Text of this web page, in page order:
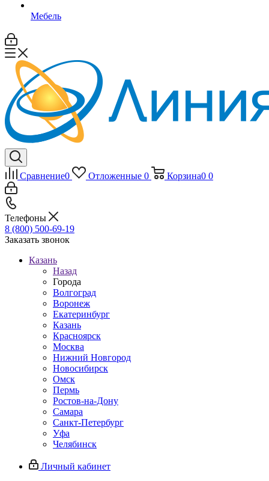
Мебель
Сравнение0 Отложенные 0 Корзина0 0
Телефоны
8 (800) 500-69-19
Заказать звонок
Казань
Назад
Города
Волгоград
Воронеж
Екатеринбург
Казань
Красноярск
Москва
Нижний Новгород
Новосибирск
Омск
Пермь
Ростов-на-Дону
Самара
Санкт-Петербург
Уфа
Челябинск
Личный кабинет